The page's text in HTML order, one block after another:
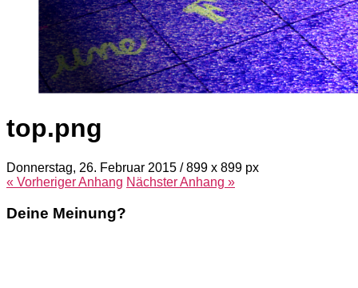
top.png
Donnerstag, 26. Februar 2015 /899 x 899 px
« VorherigerAnhang NächsterAnhang »
Deine Meinung?